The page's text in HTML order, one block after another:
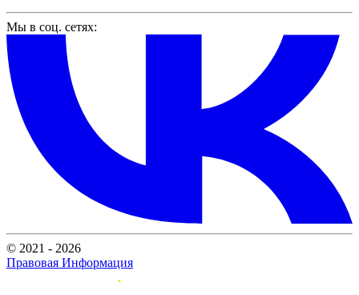
Мы в соц. сетях:
© 2021 - 2026
Правовая Информация